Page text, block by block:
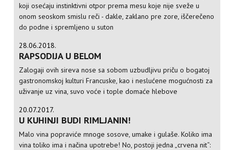
koji osećaju instinktivni otpor prema mesu koje nije sveže u
onom seoskom smislu reči - dakle, zaklano pre zore, iščerečeno
do podne i spremljeno u suton
28.06.2018.
RAPSODIJA U BELOM
Zalogaji ovih sireva nose sa sobom uzbudljivu priču o bogatoj
gastronomskoj kulturi Francuske, kao i neslućene mogućnosti za
uživanje uz vina, suvo voće i tople domaće hlebove
20.07.2017.
U KUHINJI BUDI RIMLJANIN!
Malo vina popraviće mnoge sosove, umake i gulaše. Koliko ima
vina toliko ima i načina upotrebe! No, postoji jedna „crvena nit“: